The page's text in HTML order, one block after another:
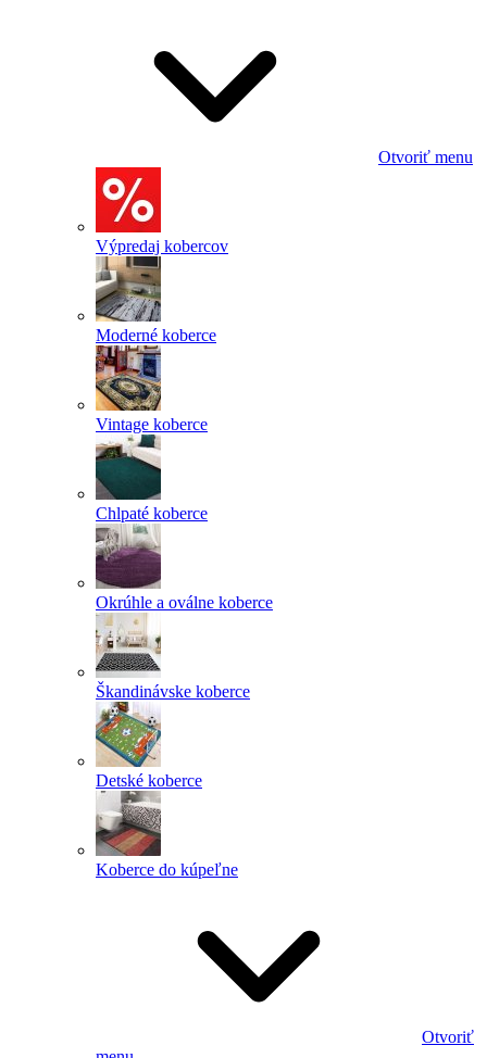
Otvoriť menu
Výpredaj kobercov
Moderné koberce
Vintage koberce
Chlpaté koberce
Okrúhle a oválne koberce
Škandinávske koberce
Detské koberce
Koberce do kúpeľne
Otvoriť